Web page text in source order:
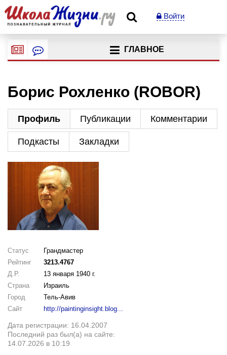
Войти
ГЛАВНОЕ
Борис Рохленко (ROBOR)
Профиль Публикации Комментарии
Подкасты Закладки
Статус
Грандмастер
Рейтинг
3213.4767
Д.Р.
13 января 1940 г.
Страна
Израиль
Город
Тель-Авив
Сайт
http://paintinginsight.blog...
Дата регистрации: 16.04.2007
Последний раз был(а) на сайте:
14.07.2026 в 10:19